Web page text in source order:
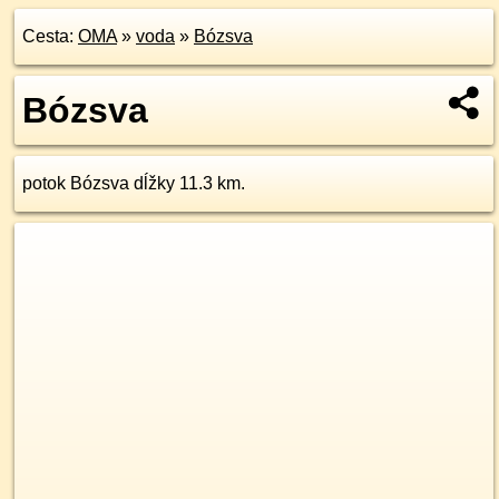
Cesta: OMA» voda » Bózsva
Bózsva
potok Bózsva dĺžky 11.3 km.